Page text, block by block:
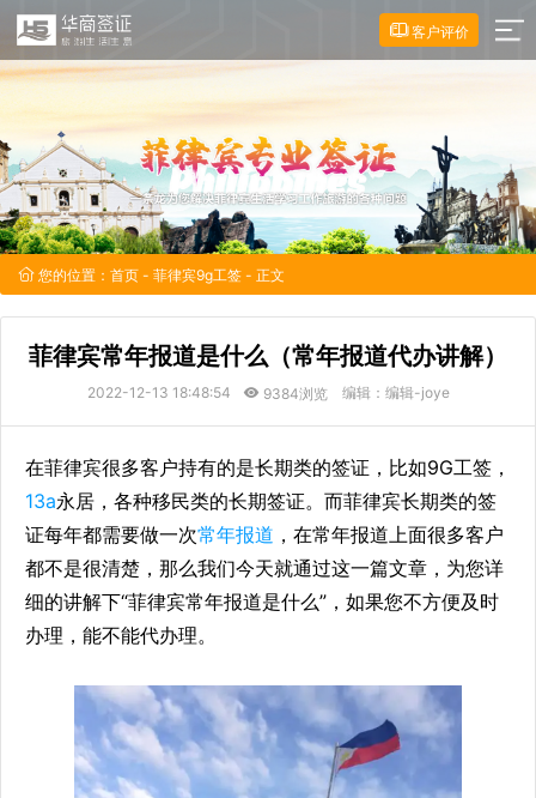
客户评价
您的位置： 首页 - 菲律宾9g工签 - 正文
菲律宾常年报道是什么（常年报道代办讲解）
2022-12-13 18:48:54 9384浏览 编辑：编辑-joye
在菲律宾很多客户持有的是长期类的签证，比如9G工签，
13a永居，各种移民类的长期签证。而菲律宾长期类的签
证每年都需要做一次常年报道 ，在常年报道上面很多客户
都不是很清楚，那么我们今天就通过这一篇文章，为您详
细的讲解下“菲律宾常年报道是什么”，如果您不方便及时
办理，能不能代办理。